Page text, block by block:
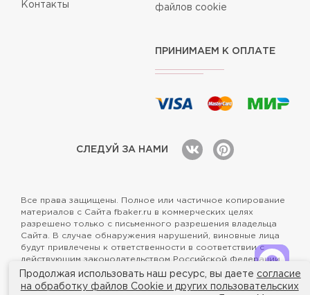
Контакты
файлов cookie
ПРИНИМАЕМ К ОПЛАТЕ
СЛЕДУЙ ЗА НАМИ
Все права защищены. Полное или частичное копирование
материалов с Сайта fbaker.ru в коммерческих целях
разрешено только с письменного разрешения владельца
Сайта. В случае обнаружения нарушений, виновные лица
будут привлечены к ответственности в соответствии с
действующим законодательством Российской Федерации.
Продолжая использовать наш ресурс, вы даете согласие
на обработку файлов Cookie и других пользовательских